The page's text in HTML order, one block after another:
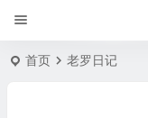
首页 老罗日记